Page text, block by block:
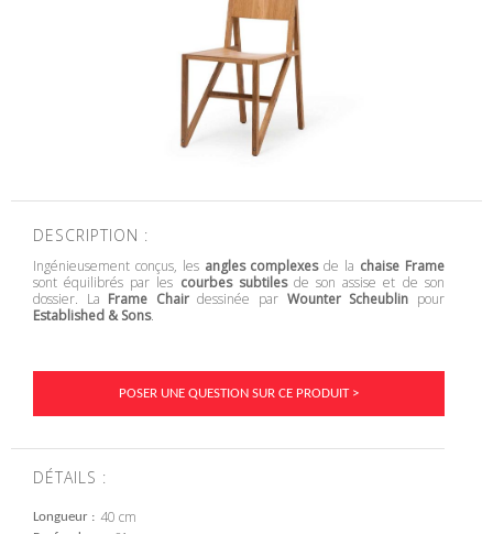
DESCRIPTION :
Ingénieusement conçus, les angles complexesde la chaise Frame
sont équilibrés par les courbes subtilesde son assise et de son
dossier. La Frame Chairdessinée par Wounter Scheublin pour
Established & Sons.
POSER UNE QUESTION SUR CE PRODUIT >
DÉTAILS :
Longueur 40 cm